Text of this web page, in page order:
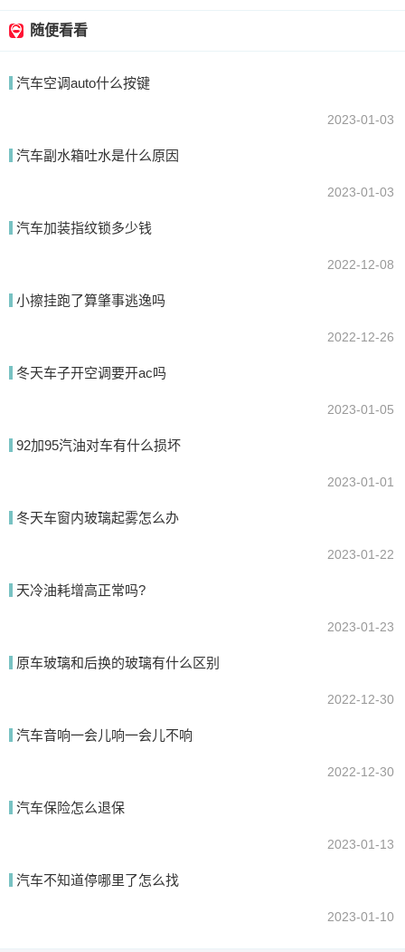
2022-12-28 17:50:47
内容，如果设置的是单次录制的话，那么档内存达到上限以后就会出
提交
随便看看
汽车空调auto什么按键
2023-01-03
汽车副水箱吐水是什么原因
2023-01-03
汽车加装指纹锁多少钱
2022-12-08
小擦挂跑了算肇事逃逸吗
2022-12-26
冬天车子开空调要开ac吗
2023-01-05
92加95汽油对车有什么损坏
2023-01-01
冬天车窗内玻璃起雾怎么办
2023-01-22
天冷油耗增高正常吗?
2023-01-23
原车玻璃和后换的玻璃有什么区别
2022-12-30
汽车音响一会儿响一会儿不响
2022-12-30
汽车保险怎么退保
2023-01-13
汽车不知道停哪里了怎么找
2023-01-10